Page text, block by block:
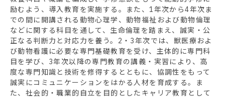
励むよう、導入教育を実施する。また、1年次から4年次ま
での間に開講される動物心理学、動物福祉および動物倫理
などに関する科目を通して、生命倫理を踏まえ、誠実・公
正なる判断力と対応力を養う。2・3年次では、獣医療およ
び動物看護に必要な専門基礎教育を受け、主体的に専門科
目を学び、3年次以降の専門教育の講義・実習により、高
度な専門知識と技術を修得するとともに、協調性をもって
誠実にコミュニケーションをはかる人材を育成する。ま
た、社会的・職業的自立を目的としたキャリア教育として